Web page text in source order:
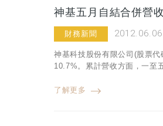
神基五月自結合併營
財務新聞 2012.06.06
神基科技股份有限公司(股票
10.7%。累計營收方面，一至
了解更多